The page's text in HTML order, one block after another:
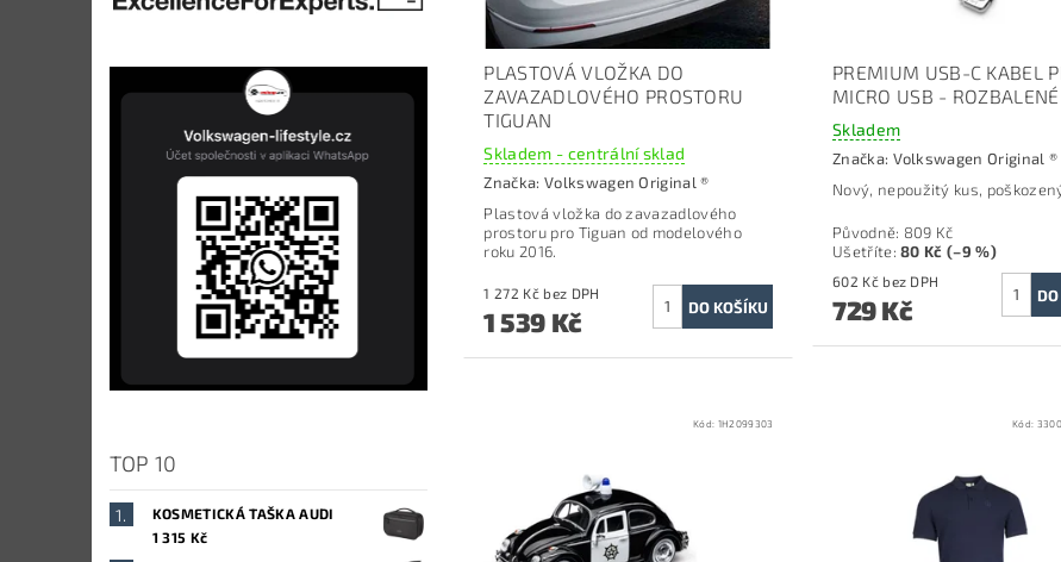
TOP 10
KOSMETICKÁ TAŠKA AUDI
1 315 Kč
PLASTOVÁ VLOŽKA DO
ZAVAZADLOVÉHO PROSTORU
TIGUAN
Skladem - centrální sklad
Značka: Volkswagen Original ®
Plastová vložka do zavazadlového
prostoru pro Tiguan od modelového
roku 2016.
1 272 Kč bez DPH
1 539 Kč
PREMIUM USB-C KABEL
MICRO USB -
Skladem
Značka: Volkswagen Original ®
Nový, nepoužitý kus,
Původně: 809 Kč
Ušetříte:80 Kč (–9 %)
602 Kč bez DPH
729 Kč
Kód: 1H2099303 Kód: